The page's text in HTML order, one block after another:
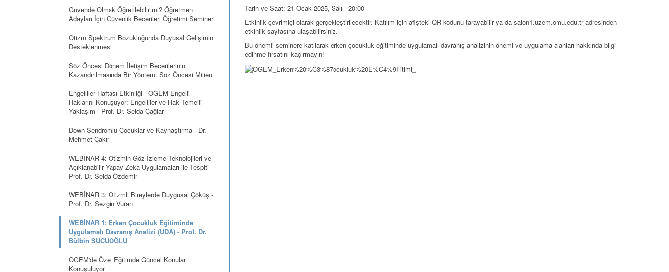
Güvende Olmak Öğretilebilir mi? Öğretmen
Adayları İçin Güvenlik Becerileri Öğretimi Semineri
Otizm Spektrum Bozukluğunda Duyusal Gelişimin
Desteklenmesi
Söz Öncesi Dönem İletişim Becerilerinin
Kazandırılmasında Bir Yöntem: Söz Öncesi Milieu
Engelliler Haftası Etkinliği - OGEM Engelli
Haklarını Konuşuyor: Engelliler ve Hak Temelli
Yaklaşım - Prof. Dr. Selda Çağlar
Down Sendromlu Çocuklar ve Kaynaştırma - Dr.
Mehmet Çakır
WEBİNAR 4: Otizmin Göz İzleme Teknolojileri ve
Açıklanabilir Yapay Zeka Uygulamaları ile Tespiti -
Prof. Dr. Selda Özdemir
WEBİNAR 3: Otizmli Bireylerde Duygusal Çöküş -
Prof. Dr. Sezgin Vuran
WEBİNAR 1: Erken Çocukluk Eğitiminde
Uygulamalı Davranış Analizi (UDA) - Prof. Dr.
Bülbin SUCUOĞLU
OGEM'de Özel Eğitimde Güncel Konular
Konuşuluyor
Tarih ve Saat: 21 Ocak 2025, Salı - 20:00
Etkinlik çevrimiçi olarak gerçekleştirilecektir. Katılım için afişteki QR kodunu tarayabilir ya da salon1.uzem.omu.edu.tr adresinden
etkinlik sayfasına ulaşabilirsiniz.
Bu önemli seminere katılarak erken çocukluk eğitiminde uygulamalı davranış analizinin önemi ve uygulama alanları hakkında bilgi
edinme fırsatını kaçırmayın!